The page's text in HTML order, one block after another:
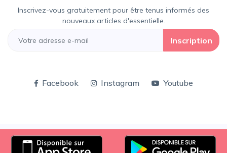
Inscrivez-vous gratuitement pour être tenus informés des
nouveaux articles d'essentielle.
Inscription
Facebook Instagram Youtube